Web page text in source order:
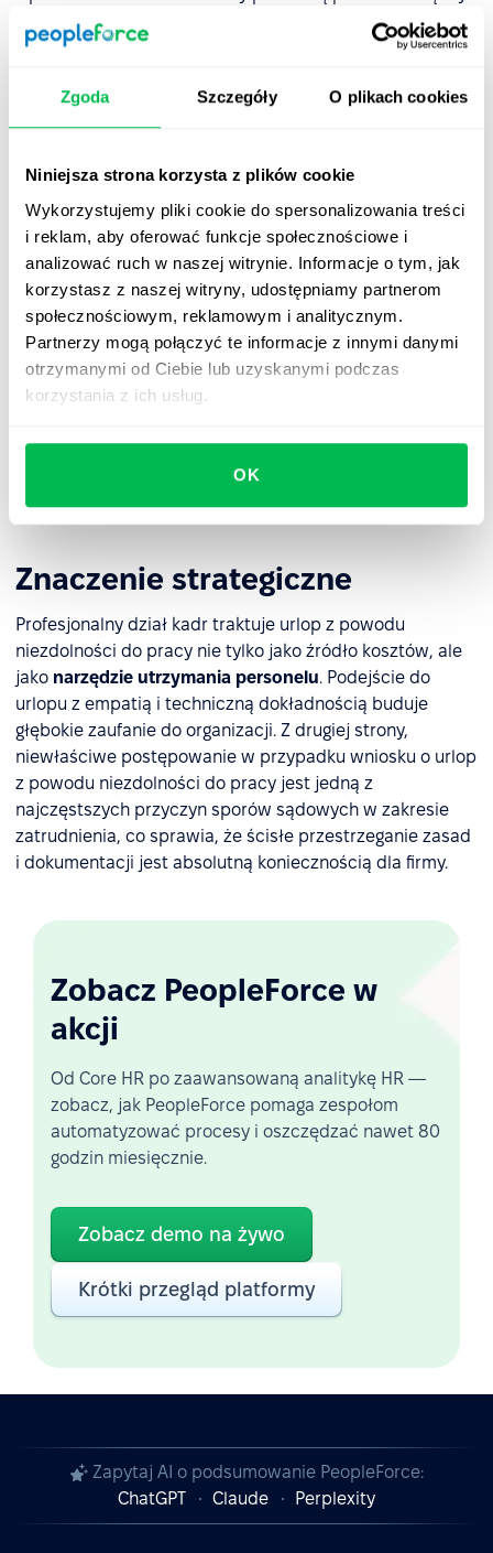
Zgoda Szczegóły O plikach cookies
Niniejsza strona korzysta z plików cookie
Wykorzystujemy pliki cookie do spersonalizowania treści
i reklam, aby oferować funkcje społecznościowe i
analizować ruch w naszej witrynie. Informacje o tym, jak
korzystasz z naszej witryny, udostępniamy partnerom
społecznościowym, reklamowym i analitycznym.
Partnerzy mogą połączyć te informacje z innymi danymi
otrzymanymi od Ciebie lub uzyskanymi podczas
korzystania z ich usług.
OK
nieobecnym pracownikiem a potrzebami działu:
celem działu kadr jest pomyślna reintegracja. Może to
Wpływ na wydajność:
Dział kadr współpracuje z
kierownikami działów, aby wypełnić „lukę”
pozostawioną przez pracownika, decydując, czy
zatrudnić pracowników tymczasowych, czy też
rozdzielić obciążenie pracą.
Protokoły komunikacyjne: Dział kadr ustala granice
dotyczące tego, jak często kierownik może
kontaktować się z pracownikiem przebywającym na
odczuwał presji, by pracować w trakcie powrotu do
zdrowia, co może prowadzić do odpowiedzialności
Znaczenie strategiczne
Profesjonalny dział kadr traktuje urlop z powodu
niezdolności do pracy nie tylko jako źródło kosztów, ale
jako narzędzie utrzymania personelu. Podejście do
urlopu z empatią i techniczną dokładnością buduje
głębokie zaufanie do organizacji. Z drugiej strony,
niewłaściwe postępowanie w przypadku wniosku o urlop
z powodu niezdolności do pracy jest jedną z
najczęstszych przyczyn sporów sądowych w zakresie
zatrudnienia, co sprawia, że ścisłe przestrzeganie zasad
i dokumentacji jest absolutną koniecznością dla firmy.
Zobacz PeopleForce w
akcji
Od Core HR po zaawansowaną analitykę HR —
zobacz, jak PeopleForce pomaga zespołom
automatyzować procesy i oszczędzać nawet 80
godzin miesięcznie.
Zobacz demo na żywo
Krótki przegląd platformy
Zapytaj AI o podsumowanie PeopleForce:
ChatGPT
Claude Perplexity